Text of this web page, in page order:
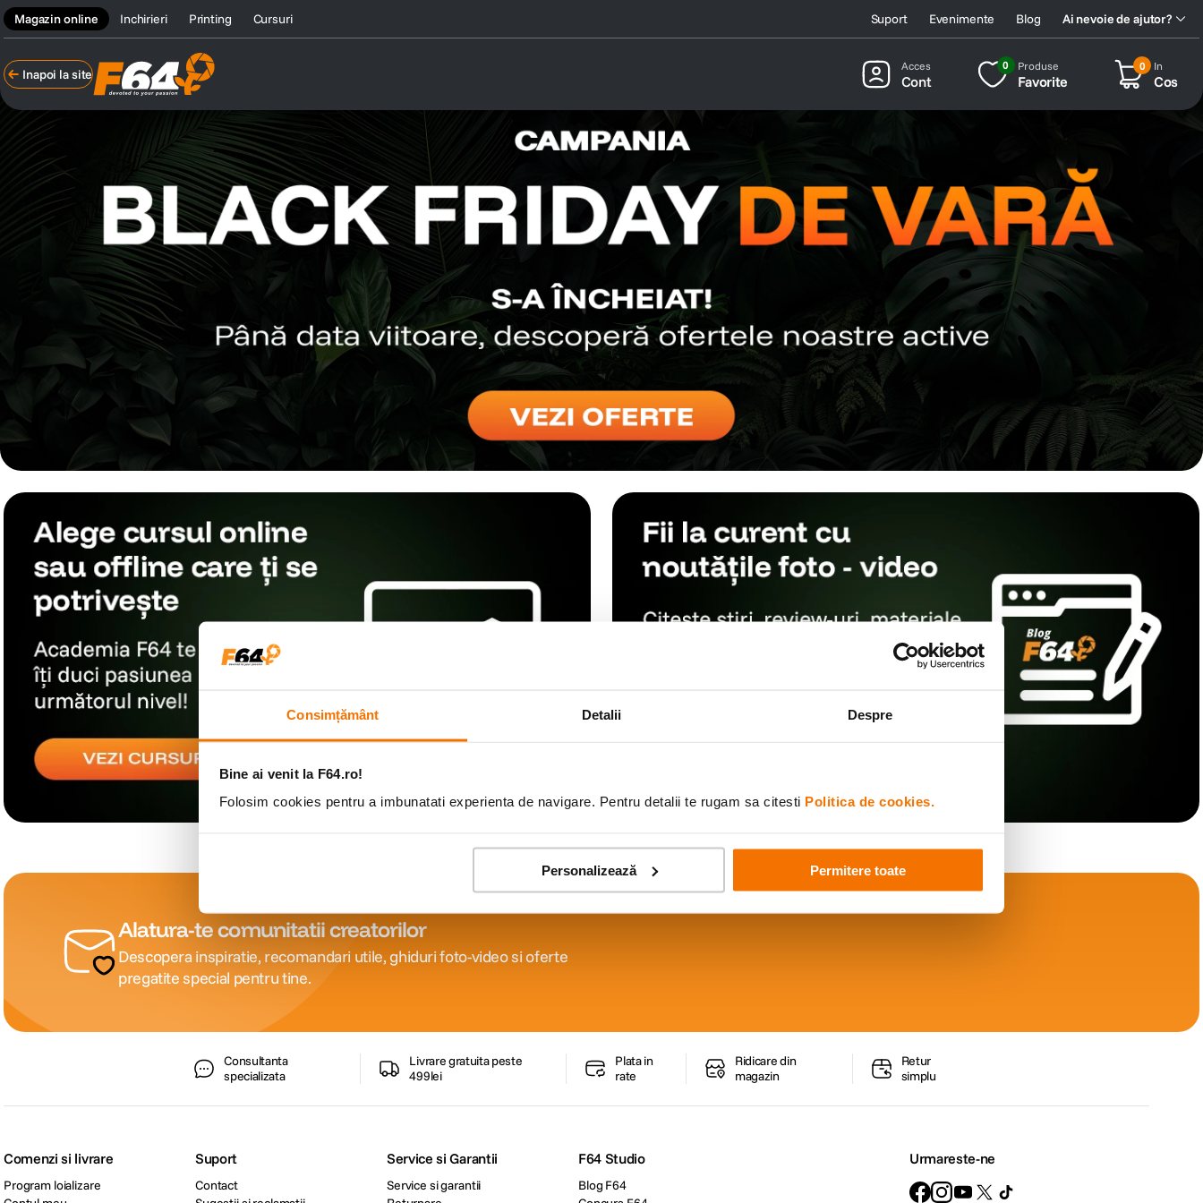
Consimțământ Detalii Despre
Bine ai venit la F64.ro!
Folosim cookies pentru a imbunatati experienta de navigare. Pentru detalii te rugam sa citesti Politica de cookies.
Personalizează Permitere toate
Magazin online Inchirieri Printing Cursuri Ai nevoie de ajutor?
Suport Evenimente Blog
Inapoi la site Cont
0 Produse
Favorite
0 In
Cos
Alatura-te comunitatii creatorilor
Descopera inspiratie, recomandari utile, ghiduri foto-video si oferte
pregatite special pentru tine.
Consultanta
specializata
Livrare gratuita peste
499lei
Plata in
rate
Ridicare din
magazin
Retur
simplu
Comenzi si livrare
Program loializare
Suport
Contact
Service si Garantii
Service si garantii
F64 Studio
Blog F64
Urmareste-ne